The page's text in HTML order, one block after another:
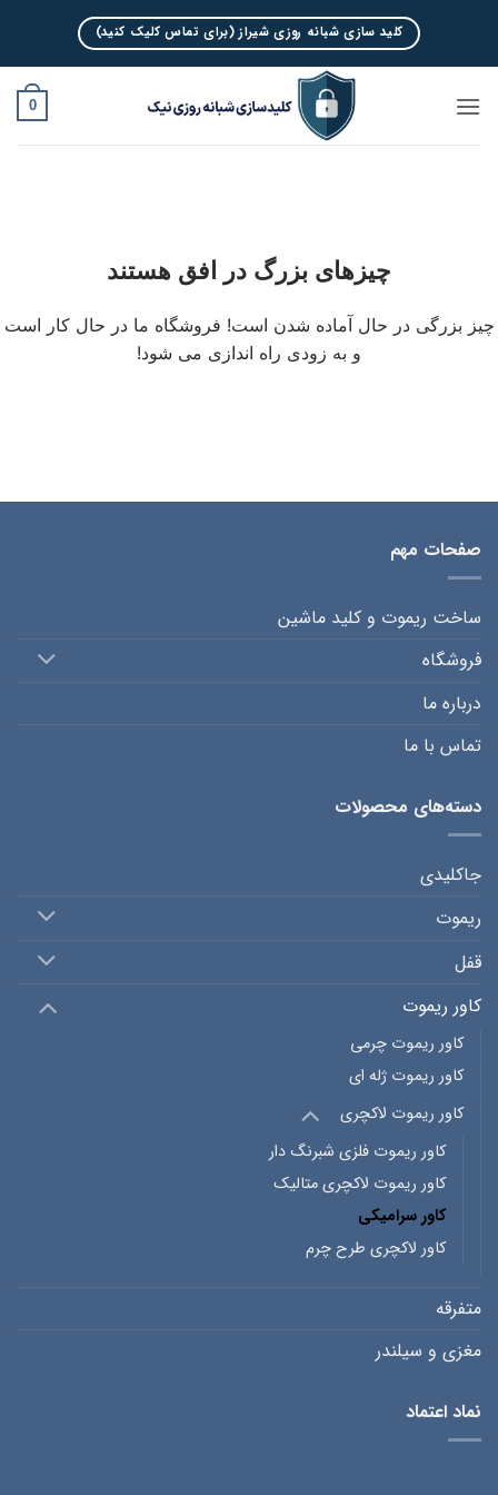
content
کلید سازی شبانه روزی شیراز (برای تماس کلیک کنید)
0
چیزهای بزرگ در افق هستند
چیز بزرگی در حال آماده شدن است! فروشگاه ما در حال کار است
و به زودی راه اندازی می شود!
صفحات مهم
ساخت ریموت و کلید ماشین
فروشگاه
درباره ما
تماس با ما
دسته‌های محصولات
جاکلیدی
ریموت
قفل
کاور ریموت
کاور ریموت چرمی
کاور ریموت ژله ای
کاور ریموت لاکچری
کاور ریموت فلزی شبرنگ دار
کاور ریموت لاکچری متالیک
کاور سرامیکی
کاور لاکچری طرح چرم
متفرقه
مغزی و سیلندر
نماد اعتماد